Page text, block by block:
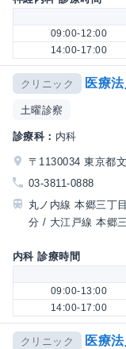
09:00-12:00
14:00-17:00
クリニック 医療
土曜診察
診療科： 内科
〒1130034 東京都
03-3811-0888
丸ノ内線 本郷三丁
分 / 大江戸線 本郷
内科 診療時間
09:00-13:00
14:00-17:00
クリニック 医療